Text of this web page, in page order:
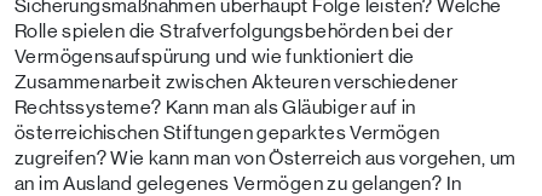
Sicherungsmaßnahmen überhaupt Folge leisten? Welche
Rolle spielen die Strafverfolgungsbehörden bei der
Vermögensaufspürung und wie funktioniert die
Zusammenarbeit zwischen Akteuren verschiedener
Rechtssysteme? Kann man als Gläubiger auf in
österreichischen Stiftungen geparktes Vermögen
zugreifen? Wie kann man von Österreich aus vorgehen, um
an im Ausland gelegenes Vermögen zu gelangen? In